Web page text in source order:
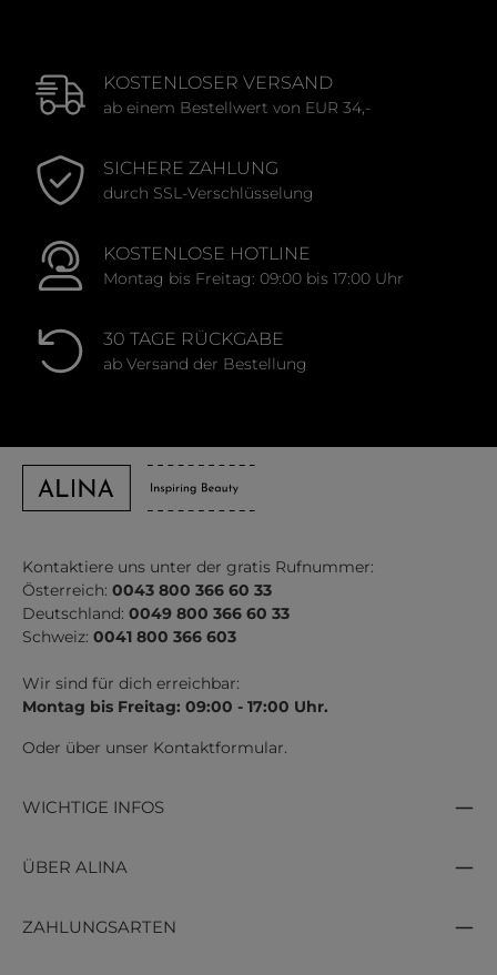
KOSTENLOSER VERSAND
ab einem Bestellwert von EUR 34,-
SICHERE ZAHLUNG
durch SSL-Verschlüsselung
KOSTENLOSE HOTLINE
Montag bis Freitag: 09:00 bis 17:00 Uhr
30 TAGE RÜCKGABE
ab Versand der Bestellung
Kontaktiere uns unter der gratis Rufnummer:
Österreich: 0043 800 366 60 33
Deutschland: 0049 800 366 60 33
Schweiz: 0041 800 366 603
Wir sind für dich erreichbar:
Montag bis Freitag: 09:00 - 17:00 Uhr.
Oder über unser Kontaktformular.
WICHTIGE INFOS
ÜBER ALINA
ZAHLUNGSARTEN